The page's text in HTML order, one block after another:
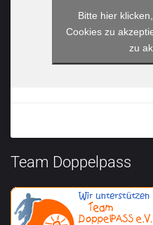
Tus
Bitte hier
Cookies zu
zu
Team Doppelpass